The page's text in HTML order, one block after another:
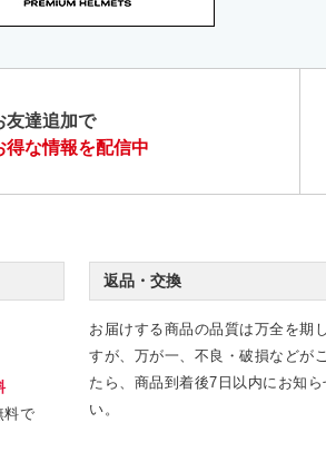
友達追加で
得な情報を配信中
料で
返品・交換
お届けする商品の品質は万全を期
すが、万が一、不良・破損などが
たら、商品到着後7日以内にお知
い。